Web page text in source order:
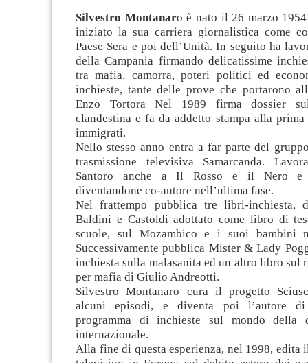
Silvestro Montanaro è nato il 26 marzo
iniziato la sua carriera giornalistica come
Paese Sera e poi dell’Unità. In seguito ha
della Campania firmando delicatissime
tra mafia, camorra, poteri politici ed
inchieste, tante delle prove che portarono
Enzo Tortora Nel 1989 firma dossier
clandestina e fa da addetto stampa alla
immigrati.
Nello stesso anno entra a far parte del
trasmissione televisiva Samarcanda.
Santoro anche a Il Rosso e il Nero e
diventandone co-autore nell’ultima fase.
Nel frattempo pubblica tre libri-inchiesta,
Baldini e Castoldi adottato come libro di
scuole, sul Mozambico e i suoi bambini
Successivamente pubblica Mister & Lady
inchiesta sulla malasanita ed un altro libro sul
per mafia di Giulio Andreotti.
Silvestro Montanaro cura il progetto
alcuni episodi, e diventa poi l’autore di
programma di inchieste sul mondo della
internazionale.
Alla fine di questa esperienza, nel 1998, edita